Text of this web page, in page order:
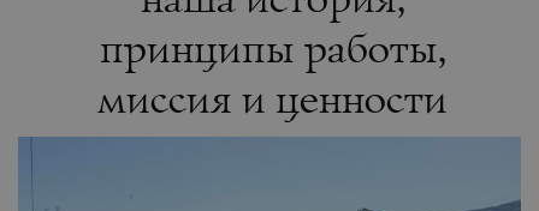
36
принципы работы,
миссия и ценности